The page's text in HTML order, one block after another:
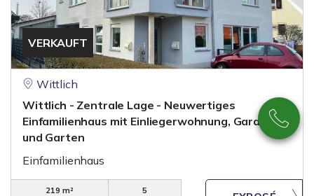
VERKAUFT
Wittlich
Wittlich - Zentrale Lage - Neuwertiges
Einfamilienhaus mit Einliegerwohnung, Garage
und Garten
Einfamilienhaus
219 m² 5